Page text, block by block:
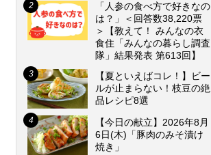
「人参の食べ方で好きなの
は？」＜回答数38,220票
＞【教えて！ みんなの衣
食住「みんなの暮らし調査
隊」結果発表 第613回】
【夏といえばコレ！】ビー
ルが止まらない！枝豆の絶
品レシピ8選
【今日の献立】2026年8月
6日(木)「豚肉のみそ漬け
焼き」